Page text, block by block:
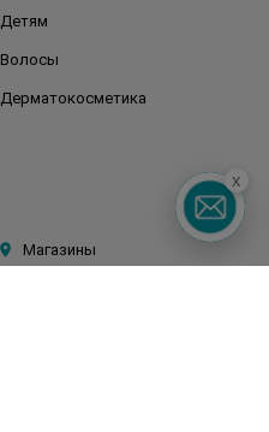
Детям
Волосы
Дерматокосметика
Магазины
x